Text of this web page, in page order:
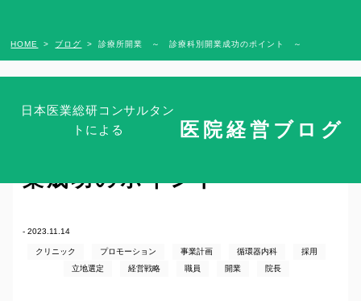
日本医業総研コンサルタン
トによる
医院経営ブログ
HOME ブログ 診療所開業 ～ 診療科別開業成功のポイント ～
診療所開業 ～ 診療科別開
業成功のポイント ～
- 2023.11.14
クリニック プロモーション 事業計画 循環器内科
採用
立地選定
経営戦略 職員 開業 院長